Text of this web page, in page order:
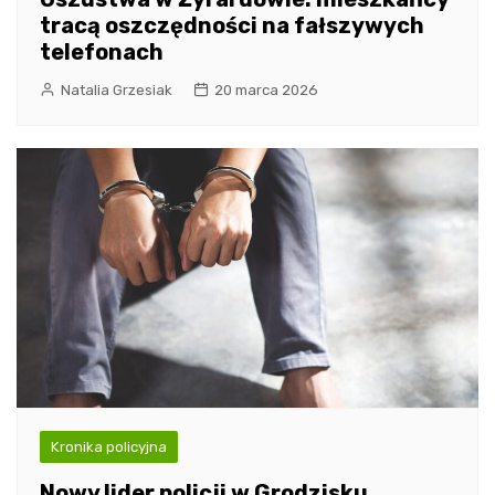
tracą oszczędności na fałszywych
telefonach
Natalia Grzesiak 20 marca 2026
Kronika policyjna